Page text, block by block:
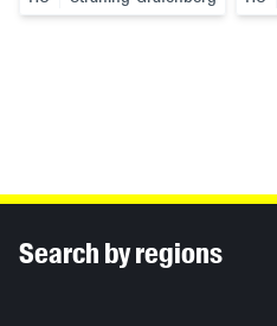
Search by regions